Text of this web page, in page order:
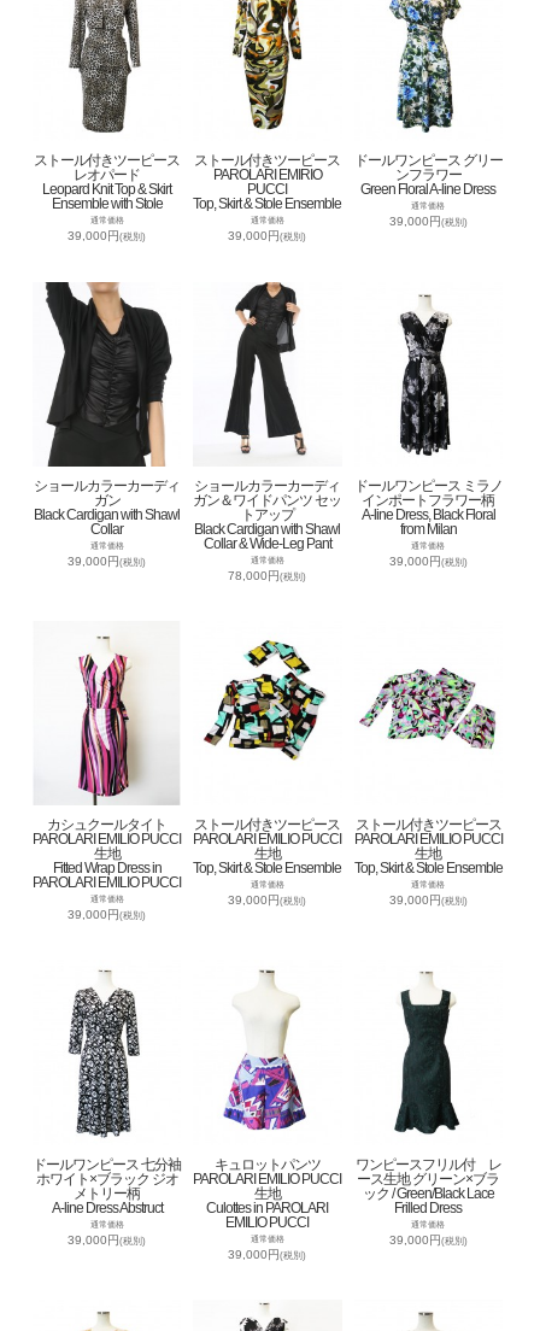
ストール付きツーピース
レオパード
Leopard Knit Top & Skirt
Ensemble with Stole
通常価格
39,000円(税別)
ストール付きツーピース
PAROLARI EMIRIO
PUCCI
Top, Skirt & Stole Ensemble
通常価格
39,000円(税別)
ドールワンピース グリー
ンフラワー
Green Floral A-line Dress
通常価格
39,000円(税別)
ショールカラーカーディ
ガン
Black Cardigan with Shawl
Collar
通常価格
39,000円(税別)
ショールカラーカーディ
ガン＆ワイドパンツ セッ
トアップ
Black Cardigan with Shawl
Collar & Wide-Leg Pant
通常価格
78,000円(税別)
ドールワンピース ミラノ
インポートフラワー柄
A-line Dress, Black Floral
from Milan
通常価格
39,000円(税別)
カシュクールタイト
PAROLARI EMILIO PUCCI
生地
Fitted Wrap Dress in
PAROLARI EMILIO PUCCI
通常価格
39,000円(税別)
ストール付きツーピース
PAROLARI EMILIO PUCCI
生地
Top, Skirt & Stole Ensemble
通常価格
39,000円(税別)
ストール付きツーピース
PAROLARI EMILIO PUCCI
生地
Top, Skirt & Stole Ensemble
通常価格
39,000円(税別)
ドールワンピース 七分袖
ホワイト×ブラック ジオ
メトリー柄
A-line Dress Abstruct
通常価格
39,000円(税別)
キュロットパンツ
PAROLARI EMILIO PUCCI
生地
Culottes in PAROLARI
EMILIO PUCCI
通常価格
39,000円(税別)
ワンピースフリル付 レ
ース生地 グリーン×ブラ
ック / Green/Black Lace
Frilled Dress
通常価格
39,000円(税別)